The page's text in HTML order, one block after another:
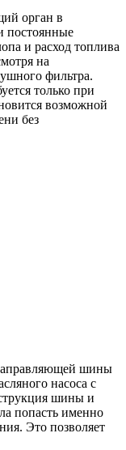
орган в
постоянные
и расход топлива
на
фильтра.
только при
возможной
без
шины
насоса с
шины и
попасть именно
Это позволяет